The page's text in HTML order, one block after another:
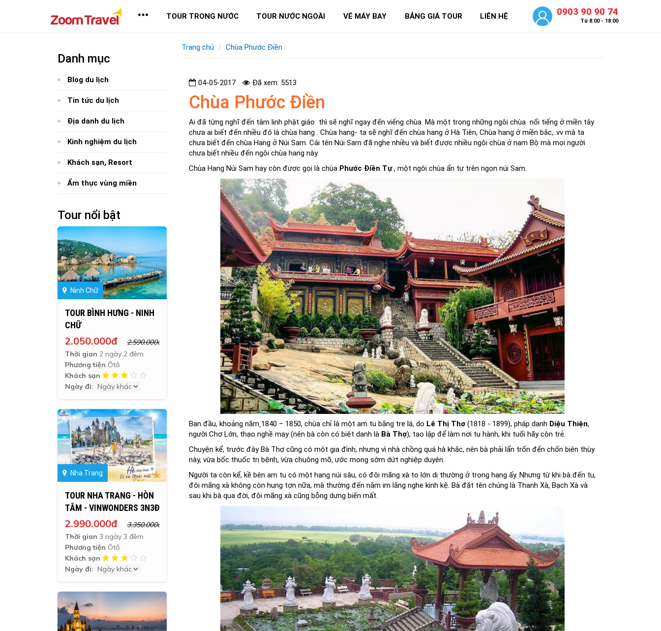
TOUR TRONG NƯỚC TOUR NƯỚC NGOÀI VÉ MÁY BAY BẢNG GIÁ TOUR LIÊN HỆ 0903 90 90 74
Từ 8:00 - 18:00
Danh mục
Blog du lịch
Tin tức du lịch
Địa danh du lịch
Kinh nghiệm du lịch
Khách sạn, Resort
Ẩm thực vùng miền
Tour nổi bật
Ninh Chữ
TOUR BÌNH HƯNG - NINH
CHỮ
2.050.000đ
2.590.000đ
Thời gian 2 ngày 2 đêm
Phương tiện Ôtô
Khách sạn
Ngày đi:
Nha Trang
TOUR NHA TRANG - HÒN
TẰM - VINWONDERS 3N3Đ
2.990.000đ
3.350.000đ
Thời gian 3 ngày 3 đêm
Phương tiện Ôtô
Khách sạn
Ngày đi:
Trang chủ Chùa Phước Điền
04-05-2017 Đã xem: 5513
Chùa Phước Điền
Ai đã từng nghĩ đến tâm linh phật giáo thì sẽ nghĩ ngay đến viếng chùa. Mà một trong những ngôi chùa nổi tiếng ở miền tây
chưa ai biết đến nhiều đó là chùa hang . Chùa hang- ta sẽ nghĩ đến chùa hang ở Hà Tiên, Chùa hang ở miền bắc,..vv mà ta
chưa biết đến chùa Hang ở Núi Sam. Cái tên Núi Sam đã nghe nhiều và biết được nhiều ngôi chùa ở nam Bộ mà mọi người
chưa biết nhiều đến ngôi chùa hang này.
Chùa Hang Núi Sam hay còn được gọi là chùa Phước Điền Tự, một ngôi chùa ẩn tự trên ngọn núi Sam.
Ban đầu, khoảng năm 1840 – 1850, chùa chỉ là một am tu bằng tre lá, do Lê Thị Thơ (1818 - 1899), pháp danh Diệu Thiện,
người Chợ Lớn, thạo nghề may (nên bà còn có biệt danh là Bà Thợ), tạo lập để làm nơi tu hành, khi tuổi hãy còn trẻ.
Chuyện kể, trước đây Bà Thợ cũng có một gia đình, nhưng vì nhà chồng quá hà khắc, nên bà phải lẩn trốn đến chốn biên thùy
này, vừa bốc thuốc trị bệnh, vừa chuông mõ, ước mong sớm dứt nghiệp duyên.
Người ta còn kể, kề bên am tu có một hang núi sâu, có đôi mãng xà to lớn dị thường ở trong hang ấy. Nhưng từ khi bà đến tu,
đôi mãng xà không còn hung tợn nữa, mà thường đến nằm im lắng nghe kinh kệ. Bà đặt tên chúng là Thanh Xà, Bạch Xà và
sau khi bà qua đời, đôi mãng xà cũng bỗng dưng biến mất.